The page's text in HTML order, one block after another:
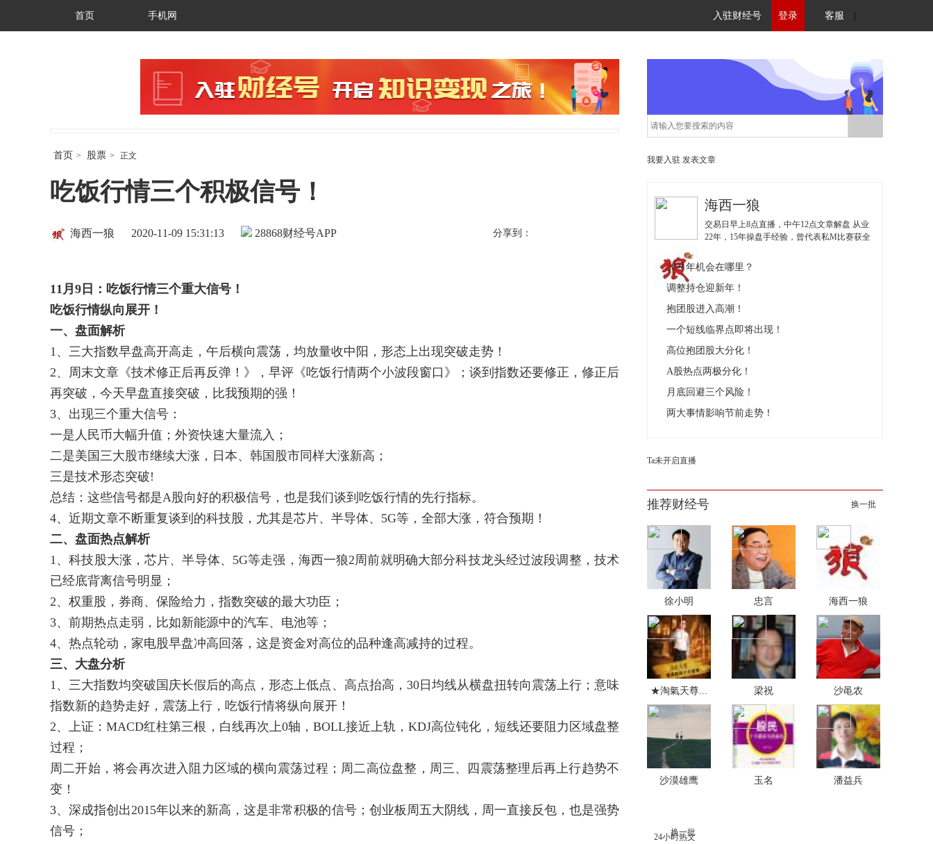
首页 手机网 入驻财经号 登录 客服
首页 > 股票 > 正文
吃饭行情三个积极信号！
财经号APP
海西一狼 2020-11-09 15:31:13 28868 分享到：
11月 9 日：吃饭行情三个重大信号！
吃饭行情纵向展开！
一、盘面解析
1、三大指数早盘高开高走，午后横向震荡，均放量收中阳，形态上出现突破走势！
2、周末文章《技术修正后再反弹！》，早评《吃饭行情两个小波段窗口》；谈到指数还要修正，修正后
再突破，今天早盘直接突破，比我预期的强！
3、出现三个重大信号：
一是人民币大幅升值；外资快速大量流入；
二是美国三大股市继续大涨，日本、韩国股市同样大涨新高；
三是技术形态突破!
总结：这些信号都是A股向好的积极信号，也是我们谈到吃饭行情的先行指标。
4、近期文章不断重复谈到的科技股，尤其是芯片、半导体、5G等，全部大涨，符合预期！
二、盘面热点解析
1、科技股大涨，芯片、半导体、5G等走强，海西一狼2周前就明确大部分科技龙头经过波段调整，技术
已经底背离信号明显；
2、权重股，券商、保险给力，指数突破的最大功臣；
3、前期热点走弱，比如新能源中的汽车、电池等；
4、热点轮动，家电股早盘冲高回落，这是资金对高位的品种逢高减持的过程。
三、大盘分析
1、三大指数均突破国庆长假后的高点，形态上低点、高点抬高，30日均线从横盘扭转向震荡上行；意味
指数新的趋势走好，震荡上行，吃饭行情将纵向展开！
2、上证：MACD红柱第三根，白线再次上0轴，BOLL接近上轨，KDJ高位钝化，短线还要阻力区域盘整
过程；
周二开始，将会再次进入阻力区域的横向震荡过程；周二高位盘整，周三、四震荡整理后再上行趋势不
变！
3、深成指创出2015年以来的新高，这是非常积极的信号；创业板周五大阴线，周一直接反包，也是强势
信号；
我要入驻 发表文章
海西一狼
交易日早上8点直播，中午12点文章解盘 从业
22年，15年操盘手经验，曾代表私M比赛获全
《实战36招》、《波段价值体系》，《量化交
易系统》；
2021年机会在哪里？
调整持仓迎新年！
抱团股进入高潮！
一个短线临界点即将出现！
高位抱团股大分化！
A股热点两极分化！
月底回避三个风险！
两大事情影响节前走势！
Ta未开启直播
推荐财经号 换一批
徐小明 忠言 海西一狼
★淘氣天尊... 梁祝 沙黾农
沙漠雄鹰 玉名 潘益兵
24小时热文
换一批